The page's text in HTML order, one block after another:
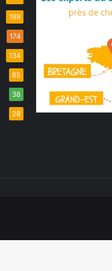
199
174
134
85
38
28